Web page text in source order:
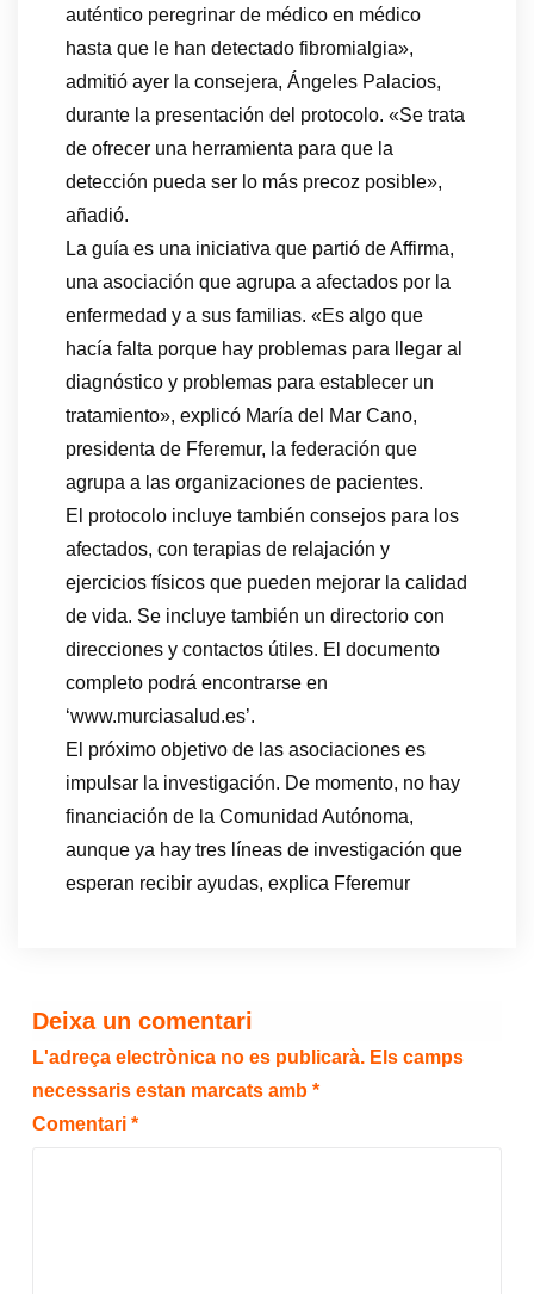
auténtico peregrinar de médico en médico
hasta que le han detectado fibromialgia»,
admitió ayer la consejera, Ángeles Palacios,
durante la presentación del protocolo. «Se trata
de ofrecer una herramienta para que la
detección pueda ser lo más precoz posible»,
añadió.
La guía es una iniciativa que partió de Affirma,
una asociación que agrupa a afectados por la
enfermedad y a sus familias. «Es algo que
hacía falta porque hay problemas para llegar al
diagnóstico y problemas para establecer un
tratamiento», explicó María del Mar Cano,
presidenta de Fferemur, la federación que
agrupa a las organizaciones de pacientes.
El protocolo incluye también consejos para los
afectados, con terapias de relajación y
ejercicios físicos que pueden mejorar la calidad
de vida. Se incluye también un directorio con
direcciones y contactos útiles. El documento
completo podrá encontrarse en
‘www.murciasalud.es’.
El próximo objetivo de las asociaciones es
impulsar la investigación. De momento, no hay
financiación de la Comunidad Autónoma,
aunque ya hay tres líneas de investigación que
esperan recibir ayudas, explica Fferemur
Deixa un comentari
L'adreça electrònica no es publicarà. Els camps
necessaris estan marcats amb *
Comentari *